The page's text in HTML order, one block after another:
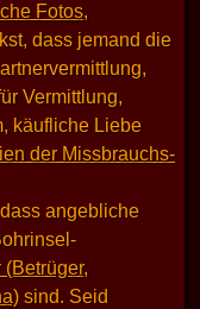
Fotos,
dass jemand die
Vermittlung,
käufliche Liebe
der Missbrauchs-
angebliche
(Betrüger,
sind. Seid